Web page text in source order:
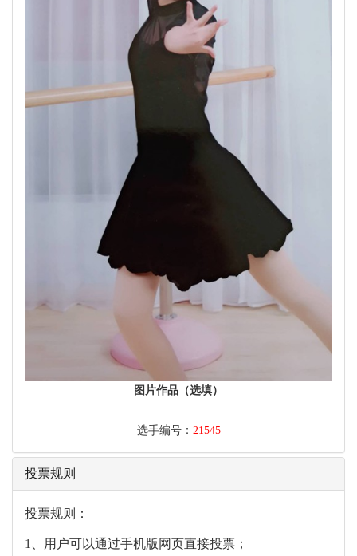
图片作品（选填）
选手编号： 21545
投票规则
投票规则：
1、用户可以通过手机版网页直接投票；